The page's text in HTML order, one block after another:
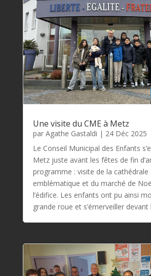
Une visite du CME à Metz
par Agathe Gastaldi | 24 Déc 2025
Le Conseil Municipal des Enfants
Metz juste avant les fêtes de fin
programme : visite de la cathédrale
emblématique et du marché de
l’édifice. Les enfants ont pu ainsi
grande roue et s’émerveiller devant